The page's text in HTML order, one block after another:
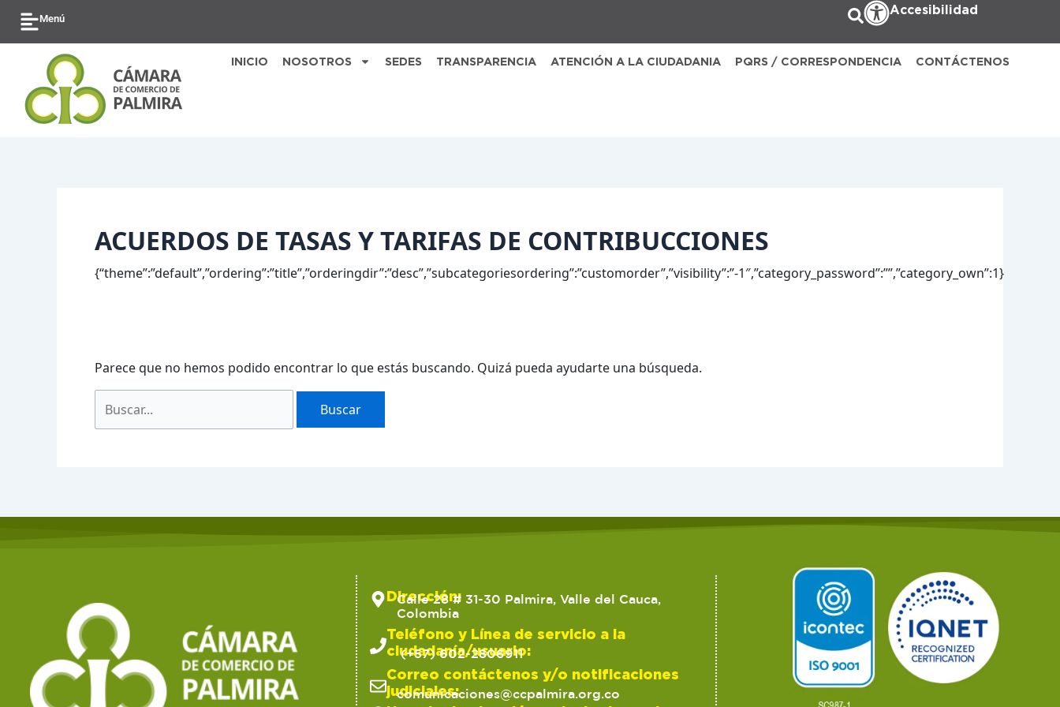
contenido
Menú
Accesibilidad
INICIO NOSOTROS SEDES TRANSPARENCIA ATENCIÓN A LA CIUDADANIA PQRS / CORRESPONDENCIA CONTÁCTENOS
ACUERDOS DE TASAS Y TARIFAS DE CONTRIBUCCIONES
{“theme”:”default”,”ordering”:”title”,”orderingdir”:”desc”,”subcategoriesordering”:”customorder”,”visibility”:”-1″,”category_password”:””,”category_own”:1}
Parece que no hemos podido encontrar lo que estás buscando. Quizá pueda ayudarte una búsqueda.
Dirección:
Calle 28 # 31-30 Palmira, Valle del Cauca,
Colombia
Teléfono y Línea de servicio a la
ciudadanía/usuario:
(+57) 602-2806911
Correo contáctenos y/o notificaciones
judiciales:
comunicaciones@ccpalmira.org.co